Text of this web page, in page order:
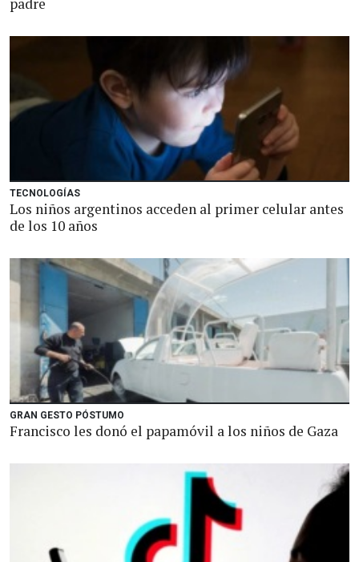
TECNOLOGÍAS
Los niños argentinos acceden al primer celular antes
de los 10 años
GRAN GESTO PÓSTUMO
Francisco les donó el papamóvil a los niños de Gaza